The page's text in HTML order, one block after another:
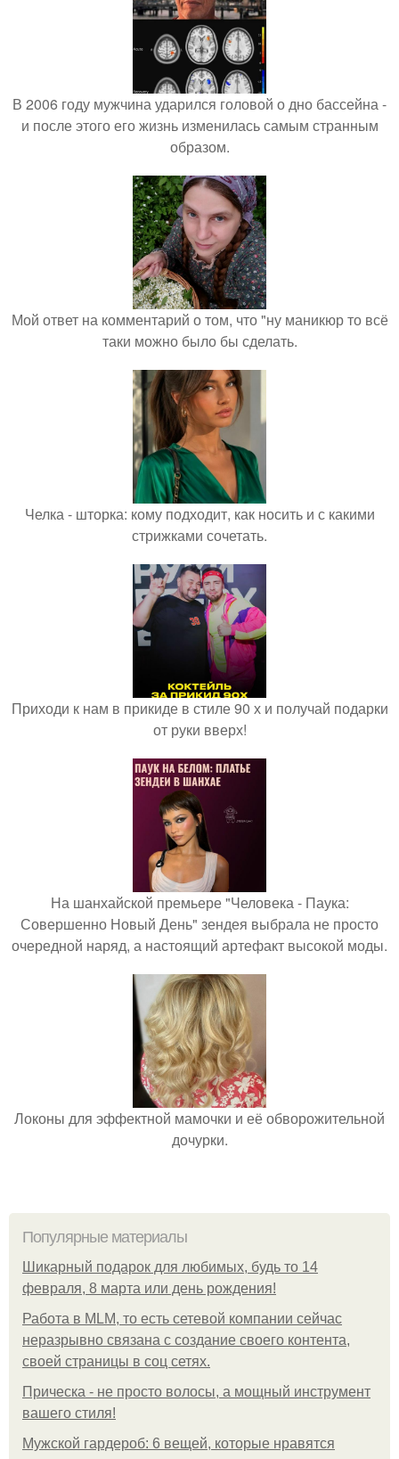
В 2006 году мужчина ударился головой о дно бассейна -
и после этого его жизнь изменилась самым странным
образом.
Мой ответ на комментарий о том, что "ну маникюр то всё
таки можно было бы сделать.
Челка - шторка: кому подходит, как носить и с какими
стрижками сочетать.
Приходи к нам в прикиде в стиле 90 х и получай подарки
от руки вверх!
На шанхайской премьере "Человека - Паука:
Совершенно Новый День" зендея выбрала не просто
очередной наряд, а настоящий артефакт высокой моды.
Локоны для эффектной мамочки и её обворожительной
дочурки.
Популярные материалы
Шикарный подарок для любимых, будь то 14
февраля, 8 марта или день рождения!
Работа в MLM, то есть сетевой компании сейчас
неразрывно связана с создание своего контента,
своей страницы в соц сетях.
Прическа - не просто волосы, а мощный инструмент
вашего стиля!
Мужской гардероб: 6 вещей, которые нравятся